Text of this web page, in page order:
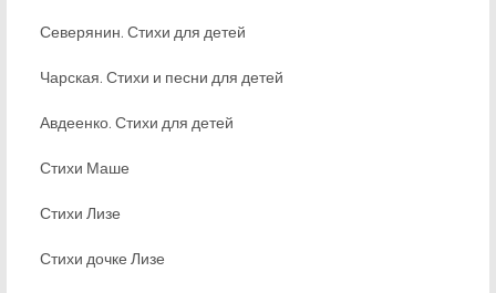
Северянин. Стихи для детей
Чарская. Стихи и песни для детей
Авдеенко. Стихи для детей
Стихи Маше
Стихи Лизе
Стихи дочке Лизе